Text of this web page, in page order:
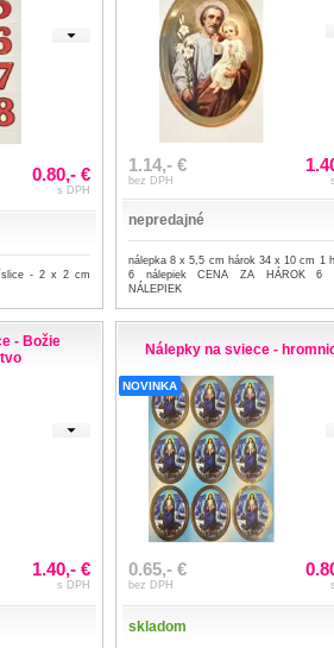
0.80,- €
s DPH
- 2 x 2 cm
1.14,- €
bez DPH
nepredajné
nálepka 8 x 5,5 cm hárok 34 x 10 cm 1
6 nálepiek CENA ZA HÁROK 6
NÁLEPIEK
- Božie
1.40,- €
s DPH
Nálepky na sviece -
NOVINKA
0.65,- €
bez DPH
skladom